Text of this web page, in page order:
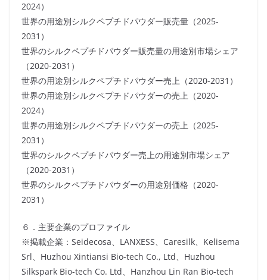
2024）
世界の用途別シルクペプチドパウダー販売量（2025-
2031）
世界のシルクペプチドパウダー販売量の用途別市場シェア
（2020-2031）
世界の用途別シルクペプチドパウダー売上（2020-2031）
世界の用途別シルクペプチドパウダーの売上（2020-
2024）
世界の用途別シルクペプチドパウダーの売上（2025-
2031）
世界のシルクペプチドパウダー売上の用途別市場シェア
（2020-2031）
世界のシルクペプチドパウダーの用途別価格（2020-
2031）
６．主要企業のプロファイル
※掲載企業：Seidecosa、LANXESS、Caresilk、Kelisema
Srl、Huzhou Xintiansi Bio-tech Co., Ltd、Huzhou
Silkspark Bio-tech Co. Ltd、Hanzhou Lin Ran Bio-tech